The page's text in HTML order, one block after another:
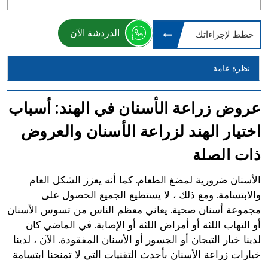
خطط لإجراءاتك الدردشة الآن
نظرة عامة
عروض زراعة الأسنان في الهند: أسباب
اختيار الهند لزراعة الأسنان والعروض
ذات الصلة
الأسنان ضرورية لمضغ الطعام. كما أنه يعزز الشكل العام
والابتسامة. ومع ذلك ، لا يستطيع الجميع الحصول على
مجموعة أسنان صحية. يعاني معظم الناس من تسوس الأسنان
أو التهاب اللثة أو أمراض اللثة أو الإصابة. في الماضي كان
لدينا خيار التيجان أو الجسور أو الأسنان المفقودة. الآن ، لدينا
خيارات زراعة الأسنان بأحدث التقنيات التي لا تمنحنا ابتسامة